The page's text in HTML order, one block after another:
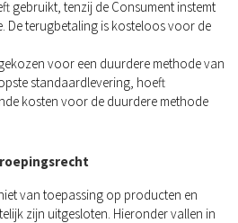
gebruikt, tenzij de Consument instemt
De terugbetaling is kosteloos voor de
voor een duurdere methode van
standaardlevering, hoeft
kosten voor de duurdere methode
van toepassing op producten en
zijn uitgesloten. Hieronder vallen in